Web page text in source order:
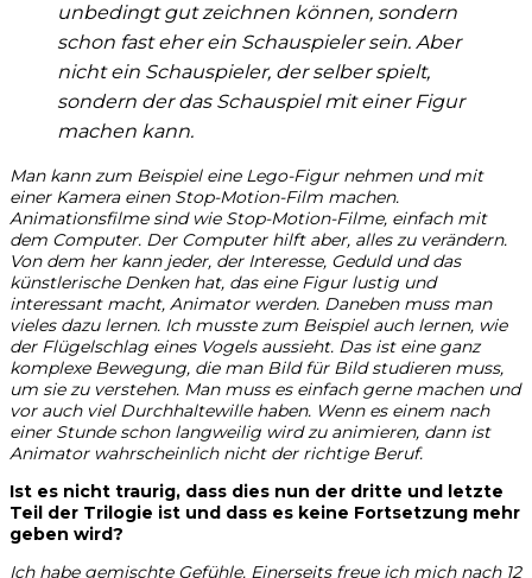
unbedingt gut zeichnen können, sondern
schon fast eher ein Schauspieler sein. Aber
nicht ein Schauspieler, der selber spielt,
sondern der das Schauspiel mit einer Figur
machen kann.
Man kann zum Beispiel eine Lego-Figur nehmen und mit
einer Kamera einen Stop-Motion-Film machen.
Animationsfilme sind wie Stop-Motion-Filme, einfach mit
dem Computer. Der Computer hilft aber, alles zu verändern.
Von dem her kann jeder, der Interesse, Geduld und das
künstlerische Denken hat, das eine Figur lustig und
interessant macht, Animator werden. Daneben muss man
vieles dazu lernen. Ich musste zum Beispiel auch lernen, wie
der Flügelschlag eines Vogels aussieht. Das ist eine ganz
komplexe Bewegung, die man Bild für Bild studieren muss,
um sie zu verstehen. Man muss es einfach gerne machen und
vor auch viel Durchhaltewille haben. Wenn es einem nach
einer Stunde schon langweilig wird zu animieren, dann ist
Animator wahrscheinlich nicht der richtige Beruf.
Ist es nicht traurig, dass dies nun der dritte und letzte
Teil der Trilogie ist und dass es keine Fortsetzung mehr
geben wird?
Ich habe gemischte Gefühle. Einerseits freue ich mich nach 12